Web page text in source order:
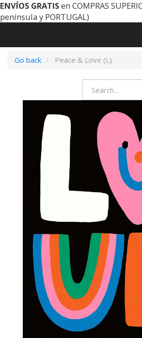
ENVÍOS GRATISen COMPRAS
península y PORTUGAL)
Go back
Peace & Love (L)